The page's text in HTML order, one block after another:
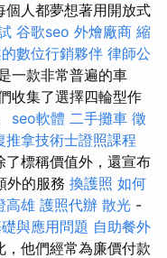
個人都夢想著用開放式
谷歌seo 外燴廠商 縮
數位行銷夥伴 律師公
一款非常普遍的車
收集了選擇四輪型作
seo軟體 二手攤車 徵
推拿技術士證照課程
了標稱價值外，還宣布
外的服務 換護照 如何
高雄 護照代辦 散光 -
與應用問題 自助餐外
，他們經常為廉價付款